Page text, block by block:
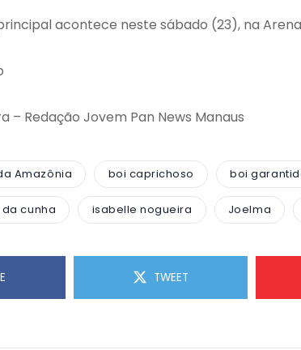
acontece neste sábado (23), na
– Redação Jovem Pan News Manaus
Amazônia boi caprichoso boi
cunha isabelle nogueira Joelma
TWEET